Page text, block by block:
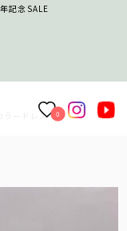
記念SALE
0
ラードレス